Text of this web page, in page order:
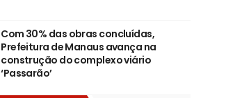
Com 30% das obras concluídas,
Prefeitura de Manaus avança na
construção do complexo viário
‘Passarão’